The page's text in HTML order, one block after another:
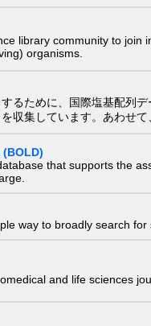
library community to
organisms.
るために、国際塩基配列
収集しています。あわせ
that supports the
way to broadly search for
and life sciences